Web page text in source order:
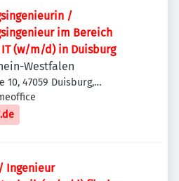
/
im Bereich
(w/m/d) in Duisburg
Westfalen
10, 47059 Duisburg,
Ingenieur